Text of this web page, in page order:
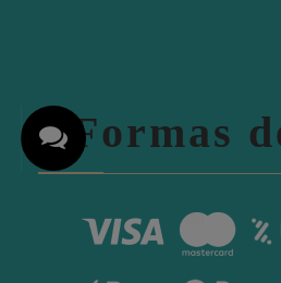
Formas